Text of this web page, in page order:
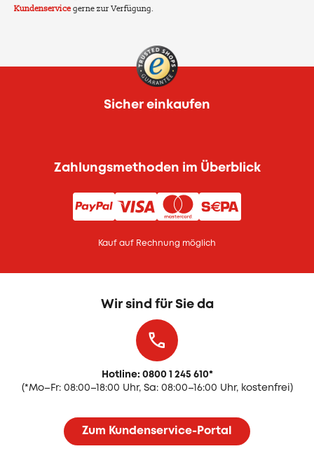
Kundenservice gerne zur Verfügung.
Zahlungsmethoden im Überblick
Kauf auf Rechnung möglich
Sicher einkaufen
Wir sind für Sie da
Hotline: 0800 1 245 610*
(*Mo–Fr: 08:00–18:00 Uhr, Sa: 08:00–16:00 Uhr, kostenfrei)
Zum Kundenservice-Portal